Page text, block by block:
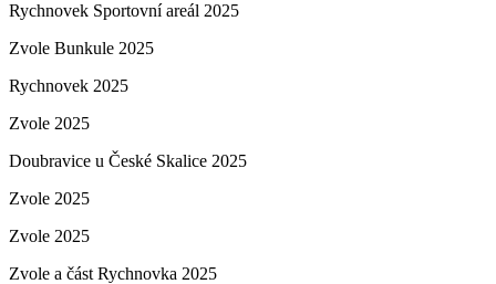
Rychnovek Sportovní areál 2025
Zvole Bunkule 2025
Rychnovek 2025
Zvole 2025
Doubravice u České Skalice 2025
Zvole 2025
Zvole 2025
Zvole a část Rychnovka 2025